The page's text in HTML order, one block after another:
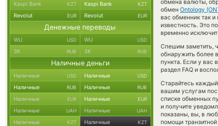
обмена валюты,
обмен Ontology
вас обменник так
известность. Это
временно
Спешим заметить,
обнаружить более
пункта. Если у вас
раздел FAQ и
Старайтесь
вашим услугам
списке обменных
и получите
показаны, вы, в
помощи
Kaspi Bank KZT Kaspi Bank KZT
Revolut EUR Revolut EUR
Денежные переводы
WU USD WU USD
ЗК RUB ЗК RUB
Наличные деньги
Наличные USD Наличные USD
Наличные RUB Наличные RUB
Наличные EUR Наличные EUR
Наличные UAH Наличные UAH
Наличные KZT Наличные KZT